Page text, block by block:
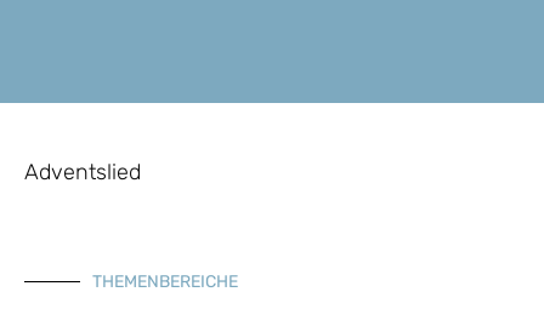
Adventslied
THEMENBEREICHE